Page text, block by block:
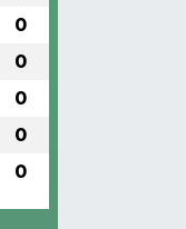
0
0
0
0
0